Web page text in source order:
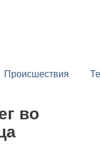
Происшествия
во